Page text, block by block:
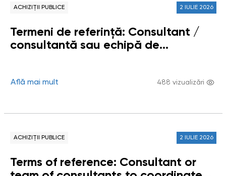
Moldova”
ACHIZIȚII PUBLICE 2 IULIE 2026
Termeni de referință: Consultant /
consultantă sau echipă de
Grupului de lucru privind impactul
omului
Află mai mult 488 vizualizări
ACHIZIȚII PUBLICE 2 IULIE 2026
Terms of reference: Consultant or